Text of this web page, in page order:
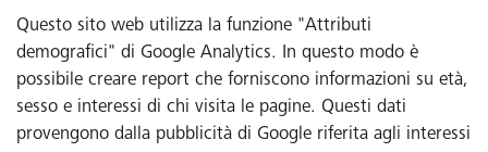
Questo sito web utilizza la funzione "Attributi
demografici" di Google Analytics. In questo modo è
possibile creare report che forniscono informazioni su età,
sesso e interessi di chi visita le pagine. Questi dati
provengono dalla pubblicità di Google riferita agli interessi